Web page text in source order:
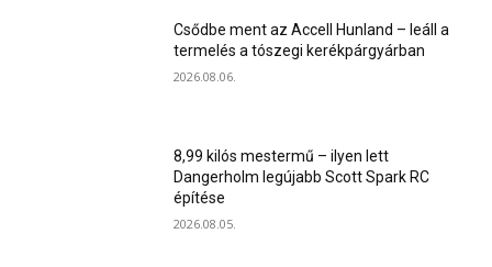
Csődbe ment az Accell Hunland – leáll a
termelés a tószegi kerékpárgyárban
2026.08.06.
8,99 kilós mestermű – ilyen lett
Dangerholm legújabb Scott Spark RC
építése
2026.08.05.